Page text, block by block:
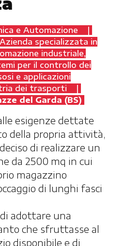
e Automazione |
Azienda specializzata in
industriale,
per il controllo dei
e applicazioni
dei trasporti
del Garda (BS)
esigenze dettate
della propria attività,
di realizzare un
da 2500 mq in cui
magazzino
di lunghi fasci
adottare una
che sfruttasse al
disponibile e di